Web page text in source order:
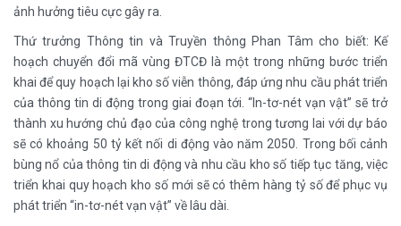
ảnh hưởng tiêu cực gây ra.
Thứ trưởng Thông tin và Truyền thông Phan Tâm cho biết: Kế
hoạch chuyển đổi mã vùng ĐTCĐ là một trong những bước triển
khai để quy hoạch lại kho số viễn thông, đáp ứng nhu cầu phát triển
của thông tin di động trong giai đoạn tới. “In-tơ-nét vạn vật” sẽ trở
thành xu hướng chủ đạo của công nghệ trong tương lai với dự báo
sẽ có khoảng 50 tỷ kết nối di động vào năm 2050. Trong bối cảnh
bùng nổ của thông tin di động và nhu cầu kho số tiếp tục tăng, việc
triển khai quy hoạch kho số mới sẽ có thêm hàng tỷ số để phục vụ
phát triển “in-tơ-nét vạn vật” về lâu dài.